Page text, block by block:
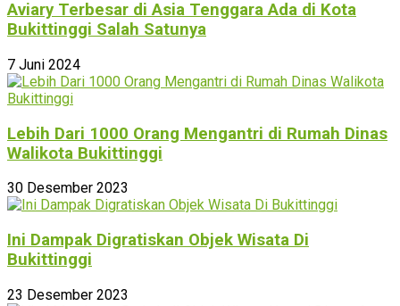
Aviary Terbesar di Asia Tenggara Ada di Kota
Bukittinggi Salah Satunya
7 Juni 2024
Lebih Dari 1000 Orang Mengantri di Rumah Dinas
Walikota Bukittinggi
30 Desember 2023
Ini Dampak Digratiskan Objek Wisata Di
Bukittinggi
23 Desember 2023